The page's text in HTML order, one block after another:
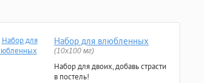
Набор для влюбленных
(10х100 мг)
Набор для двоих, добавь страсти
в постель!